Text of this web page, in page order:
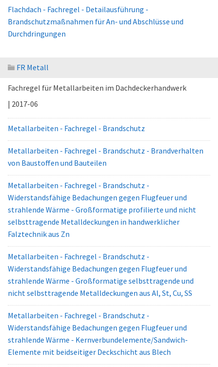
Flachdach - Fachregel - Detailausführung -
Brandschutzmaßnahmen für An- und Abschlüsse und
Durchdringungen
FR Metall
Fachregel für Metallarbeiten im Dachdeckerhandwerk
| 2017-06
Metallarbeiten - Fachregel - Brandschutz
Metallarbeiten - Fachregel - Brandschutz - Brandverhalten
von Baustoffen und Bauteilen
Metallarbeiten - Fachregel - Brandschutz -
Widerstandsfähige Bedachungen gegen Flugfeuer und
strahlende Wärme - Großformatige profilierte und nicht
selbsttragende Metalldeckungen in handwerklicher
Falztechnik aus Zn
Metallarbeiten - Fachregel - Brandschutz -
Widerstandsfähige Bedachungen gegen Flugfeuer und
strahlende Wärme - Großformatige selbsttragende und
nicht selbsttragende Metalldeckungen aus Al, St, Cu, SS
Metallarbeiten - Fachregel - Brandschutz -
Widerstandsfähige Bedachungen gegen Flugfeuer und
strahlende Wärme - Kernverbundelemente/Sandwich-
Elemente mit beidseitiger Deckschicht aus Blech